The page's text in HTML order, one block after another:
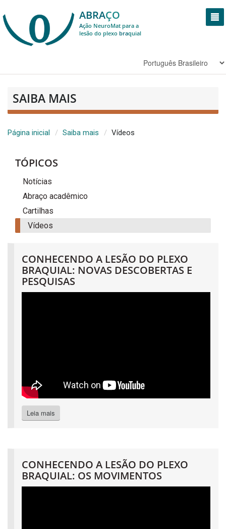
ABRAÇO
Ação NeuroMat para a
lesão do plexobraquial
SAIBA MAIS
Página inicial Saiba mais Vídeos
TÓPICOS
Notícias
Abraço acadêmico
Cartilhas
Vídeos
CONHECENDO A LESÃO DO PLEXO
BRAQUIAL: NOVAS DESCOBERTAS E
PESQUISAS
Leia mais
CONHECENDO A LESÃO DO PLEXO
BRAQUIAL: OS MOVIMENTOS